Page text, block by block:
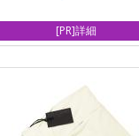
[PR]詳細